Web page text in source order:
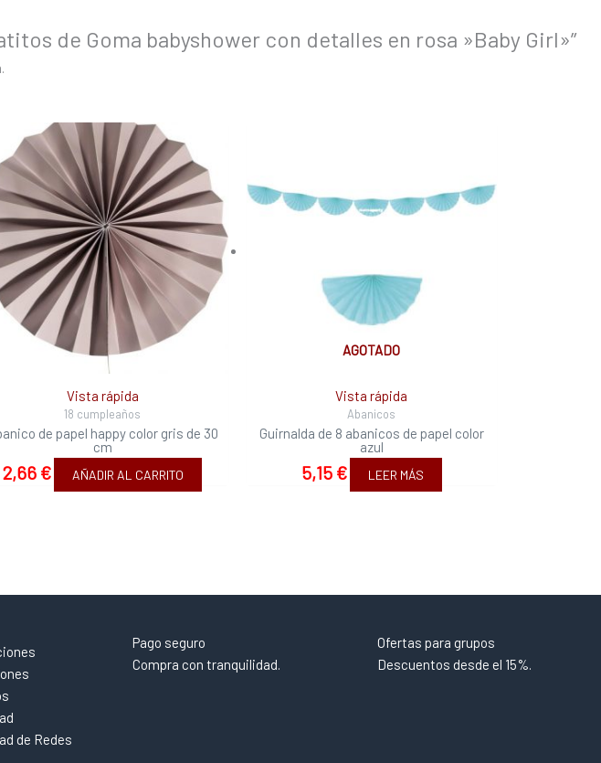
de Goma babyshower con detalles en rosa »Baby Girl»”
Vista rápida
18 cumpleaños
de papel happy color gris de 30
cm
2,66 € AÑADIR AL CARRITO
AGOTADO
Vista rápida
Abanicos
Guirnalda de 8 abanicos de papel color
azul
5,15 € LEER MÁS
de Redes
Pago seguro
Compra con tranquilidad.
Ofertas para grupos
Descuentos desde el 15%.